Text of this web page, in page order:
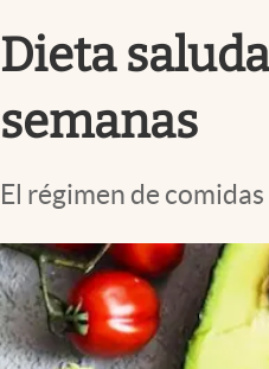
Clima
Mundial 2026
Eventos Corporativos
Mediakit
abre en nueva pestaña
Dieta
semanas
El régimen de